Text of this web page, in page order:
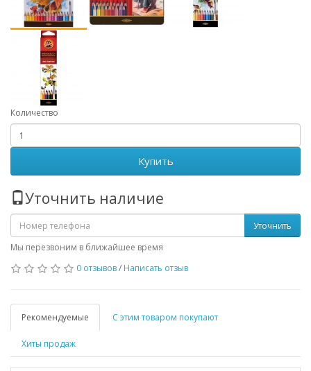
Количество
Купить
Уточнить наличие
Уточнить
Мы перезвоним в ближайшее время
0 отзывов/ Написать отзыв
Рекомендуемые С этим товаром покупают
Хиты продаж